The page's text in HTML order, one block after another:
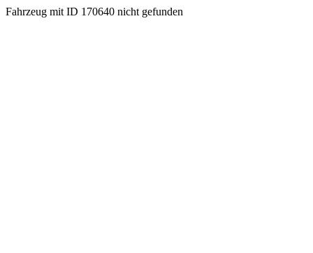
Fahrzeug mit ID 170640 nicht gefunden